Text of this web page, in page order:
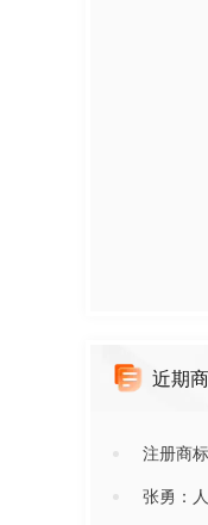
近期
注册商
张勇：